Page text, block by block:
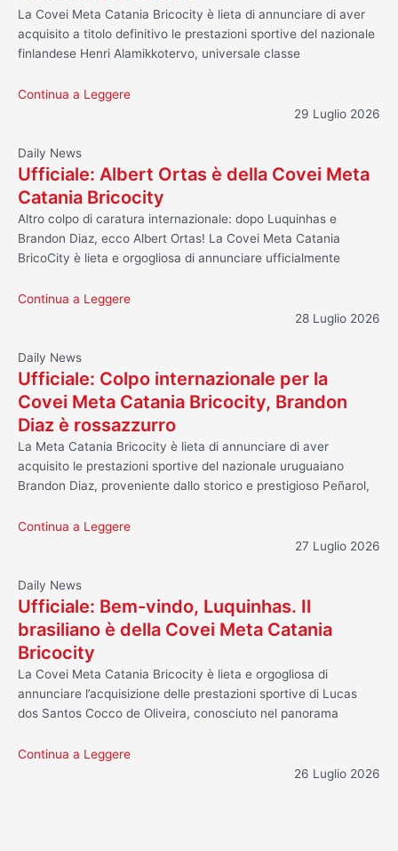
La Covei Meta Catania Bricocity è lieta di annunciare di aver
acquisito a titolo definitivo le prestazioni sportive del nazionale
finlandese Henri Alamikkotervo, universale classe
Continua a Leggere
29 Luglio 2026
Daily News
Ufficiale: Albert Ortas è della Covei Meta
Catania Bricocity
Altro colpo di caratura internazionale: dopo Luquinhas e
Brandon Diaz, ecco Albert Ortas! La Covei Meta Catania
BricoCity è lieta e orgogliosa di annunciare ufficialmente
Continua a Leggere
28 Luglio 2026
Daily News
Ufficiale: Colpo internazionale per la
Covei Meta Catania Bricocity, Brandon
Diaz è rossazzurro
La Meta Catania Bricocity è lieta di annunciare di aver
acquisito le prestazioni sportive del nazionale uruguaiano
Brandon Diaz, proveniente dallo storico e prestigioso Peñarol,
Continua a Leggere
27 Luglio 2026
Daily News
Ufficiale: Bem-vindo, Luquinhas. Il
brasiliano è della Covei Meta Catania
Bricocity
La Covei Meta Catania Bricocity è lieta e orgogliosa di
annunciare l’acquisizione delle prestazioni sportive di Lucas
dos Santos Cocco de Oliveira, conosciuto nel panorama
Continua a Leggere
26 Luglio 2026